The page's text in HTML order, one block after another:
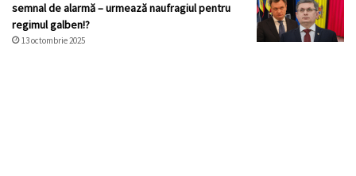
semnal de alarmă – urmează naufragiul pentru
regimul galben!?
13 octombrie 2025